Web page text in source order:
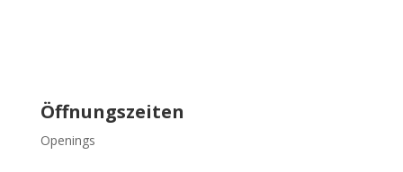
Öffnungszeiten
Openings